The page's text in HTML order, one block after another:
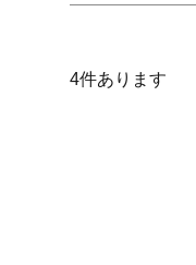
4件あります